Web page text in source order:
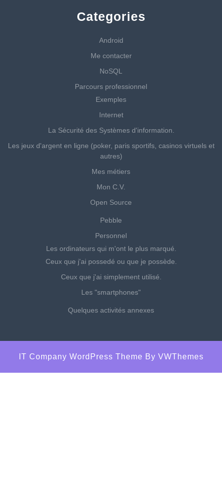
Categories
Android
Me contacter
NoSQL
Parcours professionnel
Exemples
Internet
La Sécurité des Systèmes d'information.
Les jeux d'argent en ligne (poker, paris sportifs, casinos virtuels et
autres)
Mes métiers
Mon C.V.
Open Source
Pebble
Personnel
Les ordinateurs qui m'ont le plus marqué.
Ceux que j'ai possedé ou que je possède.
Ceux que j'ai simplement utilisé.
Les "smartphones"
Quelques activités annexes
IT Company WordPress Theme By VWThemes